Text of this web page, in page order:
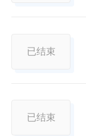
已结束
已结束